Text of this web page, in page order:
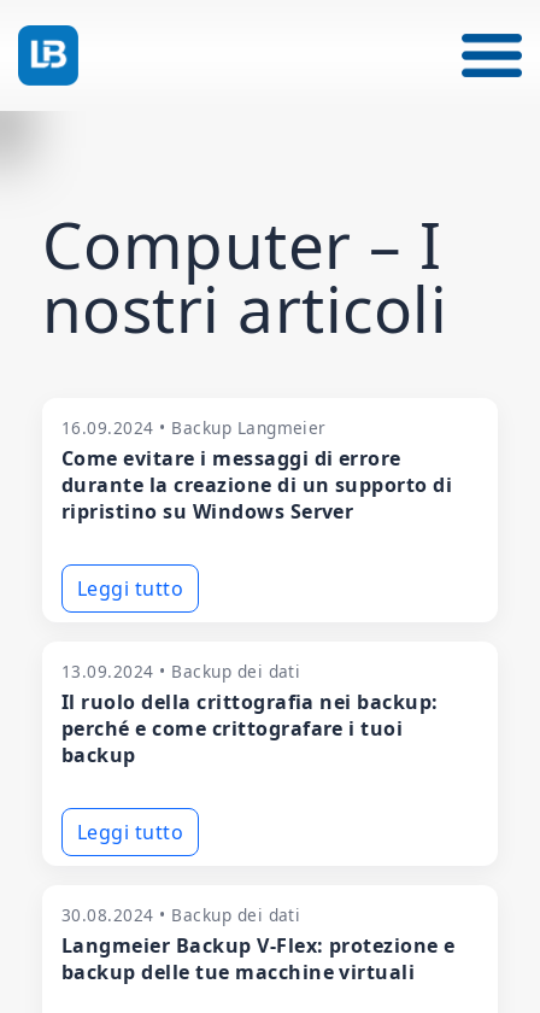
Computer – I
nostri articoli
16.09.2024 • Backup Langmeier
Come evitare i messaggi di errore
durante la creazione di un supporto di
ripristino su Windows Server
Leggi tutto
13.09.2024 • Backup dei dati
Il ruolo della crittografia nei backup:
perché e come crittografare i tuoi
backup
Leggi tutto
30.08.2024 • Backup dei dati
Langmeier Backup V-Flex: protezione e
backup delle tue macchine virtuali